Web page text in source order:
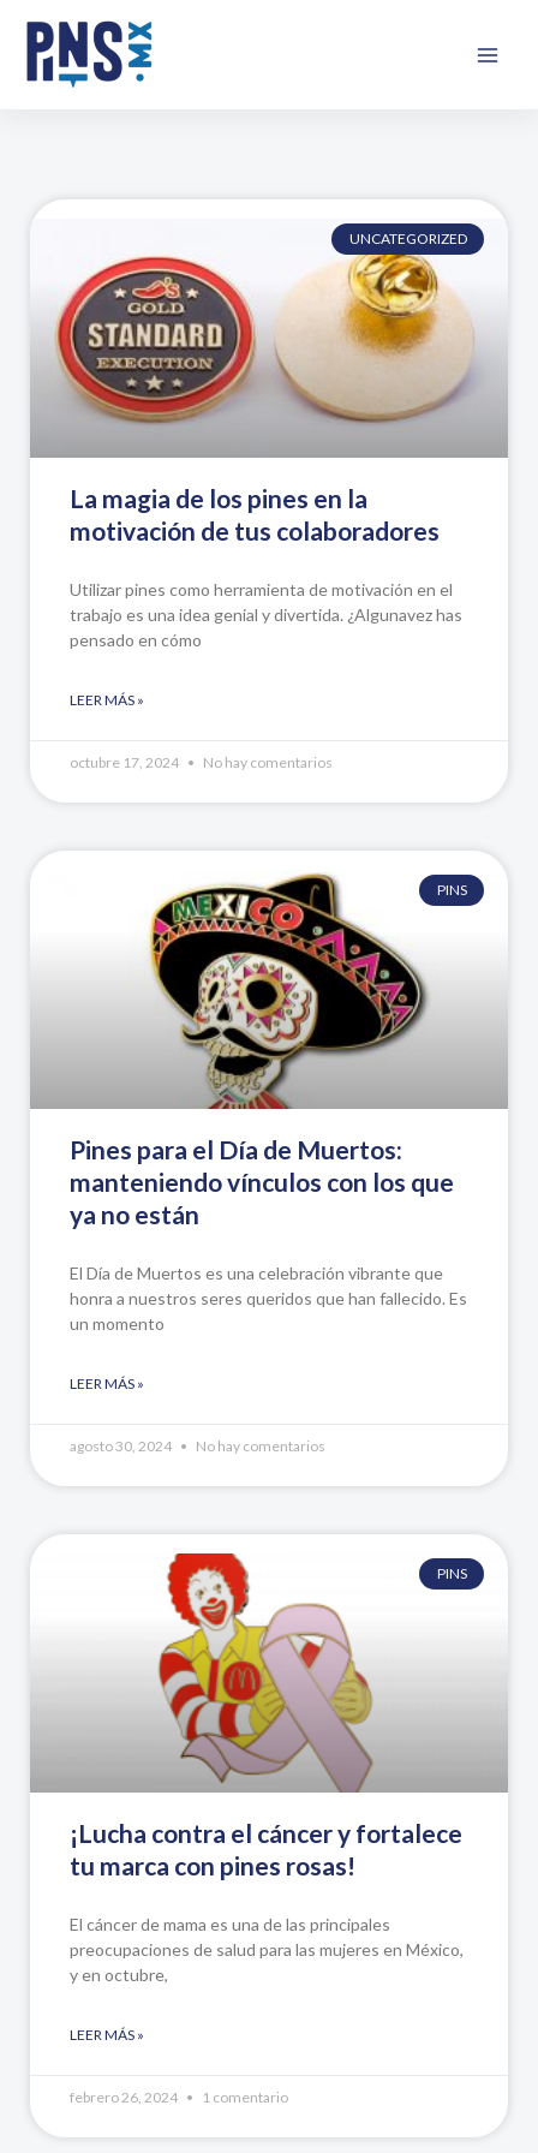
contenido
UNCATEGORIZED
La magia de los pines en la
motivación de tus colaboradores
Utilizar pines como herramienta de motivación en el
trabajo es una idea genial y divertida. ¿Algunavez has
pensado en cómo
LEER MÁS »
octubre 17, 2024 No hay comentarios
PINS
Pines para el Día de Muertos:
manteniendo vínculos con los que
ya no están
El Día de Muertos es una celebración vibrante que
honra a nuestros seres queridos que han fallecido. Es
un momento
LEER MÁS »
agosto 30, 2024 No hay comentarios
PINS
¡Lucha contra el cáncer y fortalece
tu marca con pines rosas!
El cáncer de mama es una de las principales
preocupaciones de salud para las mujeres en México,
y en octubre,
LEER MÁS »
febrero 26, 2024 1 comentario